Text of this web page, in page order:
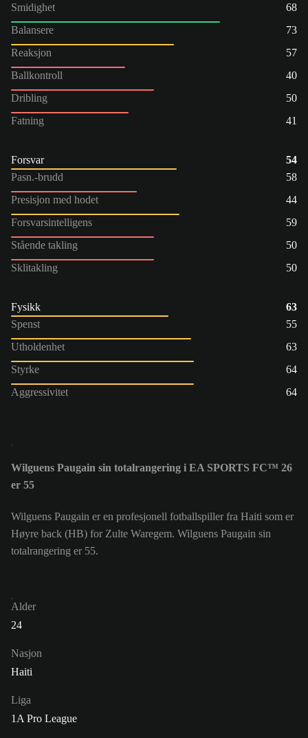
Smidighet
68
Balansere
73
Reaksjon
57
Ballkontroll
40
Dribling
50
Fatning
41
Forsvar
54
Pasn.-brudd
58
Presisjon med hodet
44
Forsvarsintelligens
59
Stående takling
50
Sklitakling
50
Fysikk
63
Spenst
55
Utholdenhet
63
Styrke
64
Aggressivitet
64
Wilguens Paugain sin totalrangering i EA SPORTS FC™ 26
er 55
Wilguens Paugain er en profesjonell fotballspiller fra Haiti som er
Høyre back (HB) for Zulte Waregem. Wilguens Paugain sin
totalrangering er 55.
Alder
24
Nasjon
Haiti
Liga
1A Pro League